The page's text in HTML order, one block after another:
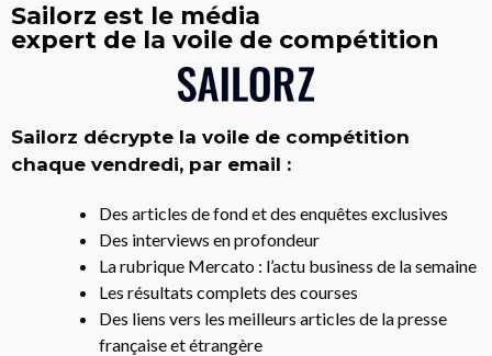
Sailorz est le média
expert de la voile de compétition
Sailorz décrypte la voile de compétition
chaque vendredi, par email :
Des articles de fond et des enquêtes exclusives
Des interviews en profondeur
La rubrique Mercato : l’actu business de la semaine
Les résultats complets des courses
Des liens vers les meilleurs articles de la presse
française et étrangère